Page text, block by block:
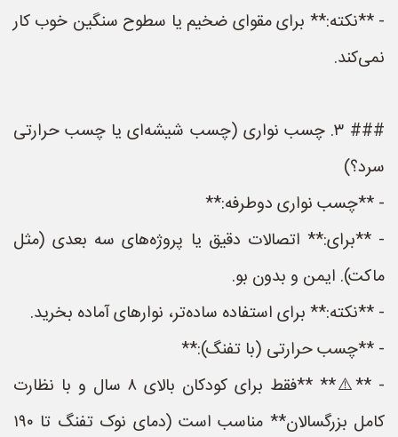
- **نکته:** برای مقوای ضخیم یا سطوح سنگین خوب کار
نمی‌کند.
### ۳. چسب نواری (چسب شیشه‌ای یا چسب حرارتی
سرد؟)
- **چسب نواری دوطرفه:**
- **برای:** اتصالات دقیق یا پروژه‌های سه بعدی (مثل
ماکت). ایمن و بدون بو.
- **نکته:** برای استفاده ساده‌تر، نوارهای آماده بخرید.
- **چسب حرارتی (با تفنگ):**
- **⚠️** **فقط برای کودکان بالای ۸ سال و با نظارت
کامل بزرگسالان** مناسب است (دمای نوک تفنگ تا ۱۹۰